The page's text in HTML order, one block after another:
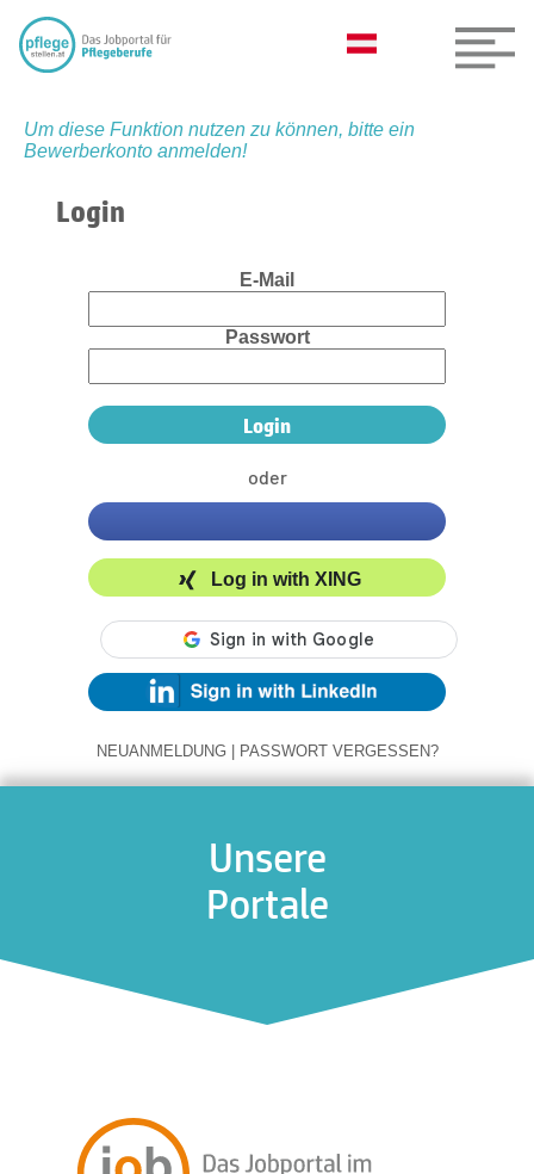
Um diese Funktion nutzen zu können, bitte ein
Bewerberkonto anmelden!
Login
E-Mail
Passwort
oder
Log in with XING
NEUANMELDUNG | PASSWORT VERGESSEN?
Unsere
Portale